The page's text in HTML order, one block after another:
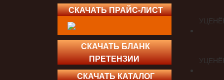
СКАЧАТЬ ПРАЙС-ЛИСТ
СКАЧАТЬ БЛАНК
ПРЕТЕНЗИИ
СКАЧАТЬ КАТАЛОГ